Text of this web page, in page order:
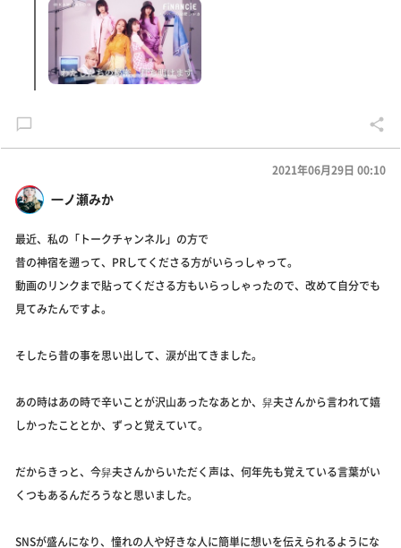
一ノ瀬みか
2021年06月29日 00:10
最近、私の「トークチャンネル」の方で
昔の神宿を遡って、PRしてくださる方がいらっしゃって。
動画のリンクまで貼ってくださる方もいらっしゃったので、改めて自分でも
見てみたんですよ。
そしたら昔の事を思い出して、涙が出てきました。
あの時はあの時で辛いことが沢山あったなあとか、舁夫さんから言われて嬉
しかったこととか、ずっと覚えていて。
だからきっと、今舁夫さんからいただく声は、何年先も覚えている言葉がい
くつもあるんだろうなと思いました。
SNSが盛んになり、憧れの人や好きな人に簡単に想いを伝えられるようにな